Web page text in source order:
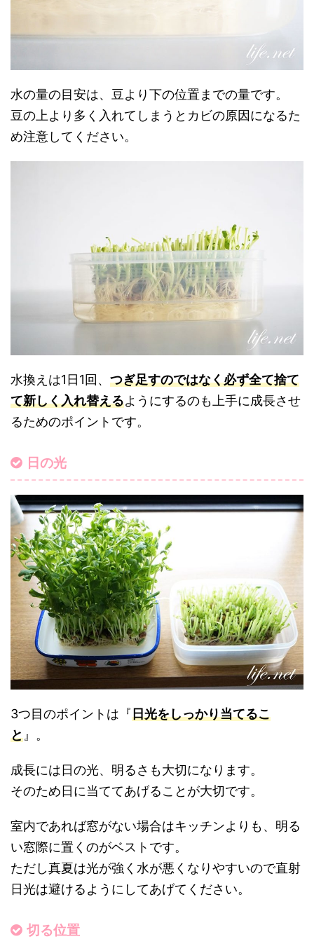
水の量の目安は、豆より下の位置までの量です。
豆の上より多く入れてしまうとカビの原因になるた
め注意してください。
水換えは1日1回、 つぎ足すのではなく必ず全て捨て
て新しく入れ替えるようにするのも上手に成長させ
るためのポイントです。
日の光
3つ目のポイントは『日光をしっかり当てるこ
と 』。
成長には日の光、明るさも大切になります。
そのため日に当ててあげることが大切です。
室内であれば窓がない場合はキッチンよりも、明る
い窓際に置くのがベストです。
ただし真夏は光が強く水が悪くなりやすいので直射
日光は避けるようにしてあげてください。
切る位置